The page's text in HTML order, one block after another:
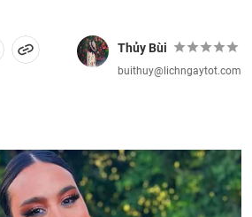
Thủy Bùi
buithuy@lichngaytot.com